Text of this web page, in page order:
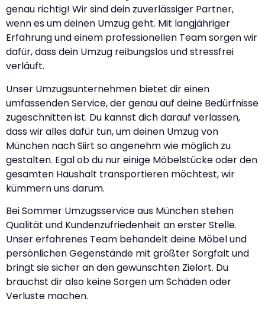
genau richtig! Wir sind dein zuverlässiger Partner,
wenn es um deinen Umzug geht. Mit langjähriger
Erfahrung und einem professionellen Team sorgen wir
dafür, dass dein Umzug reibungslos und stressfrei
verläuft.
Unser Umzugsunternehmen bietet dir einen
umfassenden Service, der genau auf deine Bedürfnisse
zugeschnitten ist. Du kannst dich darauf verlassen,
dass wir alles dafür tun, um deinen Umzug von
München nach Siirt so angenehm wie möglich zu
gestalten. Egal ob du nur einige Möbelstücke oder den
gesamten Haushalt transportieren möchtest, wir
kümmern uns darum.
Bei Sommer Umzugsservice aus München stehen
Qualität und Kundenzufriedenheit an erster Stelle.
Unser erfahrenes Team behandelt deine Möbel und
persönlichen Gegenstände mit größter Sorgfalt und
bringt sie sicher an den gewünschten Zielort. Du
brauchst dir also keine Sorgen um Schäden oder
Verluste machen.